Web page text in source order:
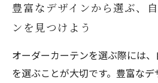
豊富なデザインから選ぶ、
ンを見つけよう
オーダーカーテンを選ぶ際には
を選ぶことが大切です。豊富な